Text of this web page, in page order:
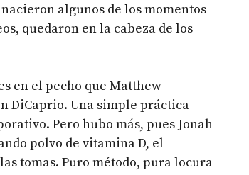
algunos de los momentos
quedaron en la cabeza de los
en el pecho que Matthew
DiCaprio. Una simple práctica
Pero hubo más, pues Jonah
polvo de vitamina D, el
tomas. Puro método, pura locura